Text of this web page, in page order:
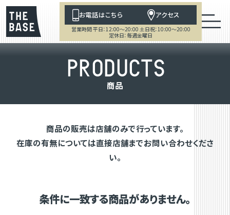
お電話はこちら アクセス
営業時間 平日：12:00～20:00 土日祝：10:00～20:00
定休日：毎週金曜日
PRODUCTS
商品
商品の販売は店舗のみで行っています。
在庫の有無については直接店舗までお問い合わせくださ
い。
条件に一致する商品がありません。